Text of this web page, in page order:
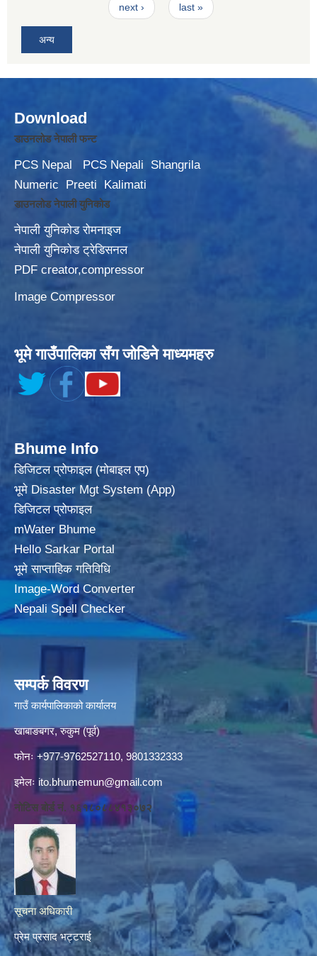
next › last »
अन्य
Download
डाउनलोड नेपाली फन्ट
PCS Nepal PCS Nepali
Shangrila
Numeric
Preeti Kalimati
डाउनलोड नेपाली युनिकोड
नेपाली युनिकोड रोमनाइज
नेपाली युनिकोड ट्रेडिसनल
PDF creator,compressor
Image Compressor
भूमे गाउँपालिका सँग जोडिने माध्यमहरु
Bhume Info
डिजिटल प्रोफाइल (मोबाइल एप)
भूमे Disaster Mgt System (App)
डिजिटल प्रोफाइल
mWater Bhume
Hello Sarkar Portal
भूमे साप्ताहिक गतिविधि
Image-Word Converter
Nepali Spell Checker
सम्पर्क विवरण
गाउँ कार्यपालिकाको कार्यालय
खाबाङबगर, रुकुम (पूर्व)
फोनः +977-9762527110, 9801332333
इमेलः ito.bhumemun@gmail.com
नोटिस बोर्ड नं. १६१८०८८४१३०७२
सूचना अधिकारी
प्रेम प्रसाद भट्टराई